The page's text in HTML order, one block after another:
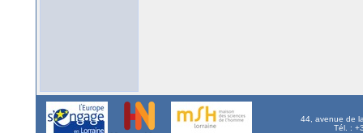
44, avenue de
Tél. :